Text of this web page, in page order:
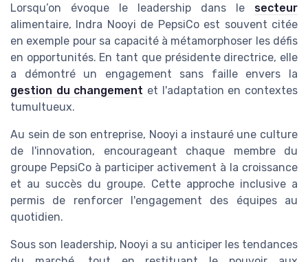
Lorsqu’on évoque le leadership dans le secteur
alimentaire, Indra Nooyi de PepsiCo est souvent citée
en exemple pour sa capacité à métamorphoser les défis
en opportunités. En tant que présidente directrice, elle
a démontré un engagement sans faille envers la
gestion du changement et l'adaptation en contextes
tumultueux.
Au sein de son entreprise, Nooyi a instauré une culture
de l'innovation, encourageant chaque membre du
groupe PepsiCo à participer activement à la croissance
et au succès du groupe. Cette approche inclusive a
permis de renforcer l'engagement des équipes au
quotidien.
Sous son leadership, Nooyi a su anticiper les tendances